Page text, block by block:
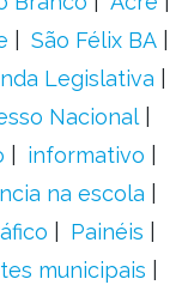
São Félix BA
Legislativa
Nacional
informativo
na escola
Painéis
municipais